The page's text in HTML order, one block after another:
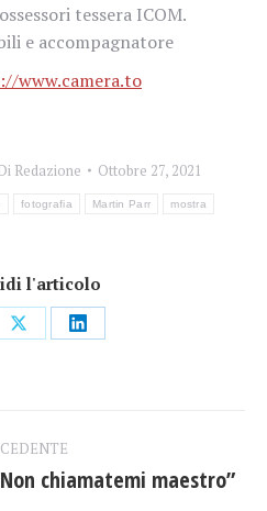
tessera ICOM.
e accompagnatore
www.camera.to
Redazione
Ottobre 27, 2021
fotografia Martin Parr mostra
l'articolo
CondividiCondividi
Postchiamatemi maestro”